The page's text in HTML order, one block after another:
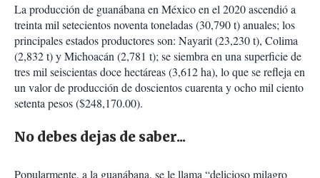
La producción de guanábana en México en el 2020 ascendió a
treinta mil setecientos noventa toneladas (30,790 t) anuales; los
principales estados productores son: Nayarit (23,230 t), Colima
(2,832 t) y Michoacán (2,781 t); se siembra en una superficie de
tres mil seiscientas doce hectáreas (3,612 ha), lo que se refleja en
un valor de producción de doscientos cuarenta y ocho mil ciento
setenta pesos ($248,170.00).
No debes dejas de saber...
Popularmente, a la guanábana, se le llama “delicioso milagro